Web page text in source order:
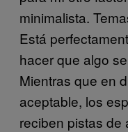
minimalista.
Está
hacer que algo
Mientras que en
aceptable, los
reciben pistas de